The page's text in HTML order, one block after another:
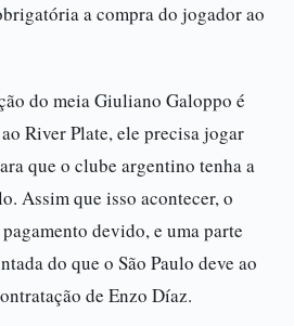
a compra do jogador ao
do meia Giuliano Galoppo é
River Plate, ele precisa jogar
que o clube argentino tenha a
Assim que isso acontecer, o
devido, e uma parte
do que o São Paulo deve ao
de Enzo Díaz.